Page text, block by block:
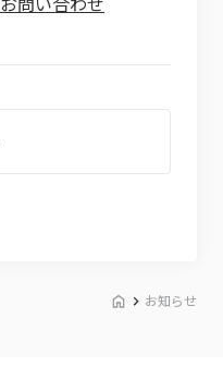
お知らせ